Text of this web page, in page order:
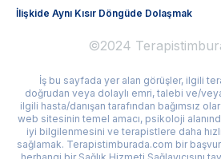
İlişkide Aynı Kısır Döngüde Dolaşmak
©2024
İş bu sayfada yer alan görüşler, ilgili
doğrudan veya dolaylı emri, talebi ve/
ilgili hasta/danışan tarafından bağımsız
web sitesinin temel amacı, psikoloji
iyi bilgilenmesini ve terapistlere daha
sağlamak. Terapistimburada.com bir